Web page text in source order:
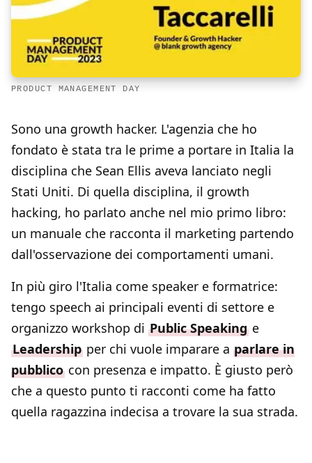
PRODUCT MANAGEMENT DAY
Sono una growth hacker. L'agenzia che ho
fondato è stata tra le prime a portare in Italia la
disciplina che Sean Ellis aveva lanciato negli
Stati Uniti. Di quella disciplina, il growth
hacking, ho parlato anche nel mio primo libro:
un manuale che racconta il marketing partendo
dall'osservazione dei comportamenti umani.
In più giro l'Italia come speaker e formatrice:
tengo speech ai principali eventi di settore e
organizzo workshop di Public Speakinge
Leadershipper chi vuole imparare a parlare in
pubblicocon presenza e impatto. È giusto però
che a questo punto ti racconti come ha fatto
quella ragazzina indecisa a trovare la sua strada.